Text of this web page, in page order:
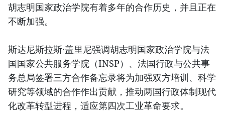
胡志明国家政治学院有着多年的合作历史，并且正在
不断加强。
斯达尼斯拉斯·盖里尼强调胡志明国家政治学院与法
国国家公共服务学院（INSP）、法国行政与公共事
务总局签署三方合作备忘录将为加强双方培训、科学
研究等领域的合作作出贡献，推动两国行政体制现代
化改革转型进程，适应第四次工业革命要求。